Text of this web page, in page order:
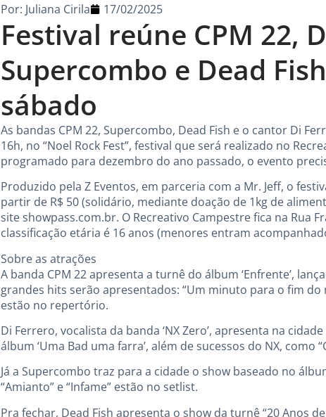
Festival reúne CPM 22,
Supercombo e Dead
sábado
Por: Juliana Cirila 17/02/2025
As bandas CPM 22, Supercombo, Dead Fish e o cantor Di
16h, no “Noel Rock Fest”, festival que será realizado no
programado para dezembro do ano passado, o evento
Produzido pela Z Eventos, em parceria com a Mr. Jeff, o
partir de R$ 50 (solidário, mediante doação de 1kg de
site showpass.com.br. O Recreativo Campestre fica na Rua
classificação etária é 16 anos (menores entram
Sobre as atrações
A banda CPM 22 apresenta a turnê do álbum ‘Enfrente’,
grandes hits serão apresentados: “Um minuto para o fim do
estão no repertório.
Di Ferrero, vocalista da banda ‘NX Zero’, apresenta na
álbum ‘Uma Bad uma farra’, além de sucessos do NX, como
Já a Supercombo traz para a cidade o show baseado no
“Amianto” e “Infame” estão no setlist.
Pra fechar, Dead Fish apresenta o show da turnê “20 Anos